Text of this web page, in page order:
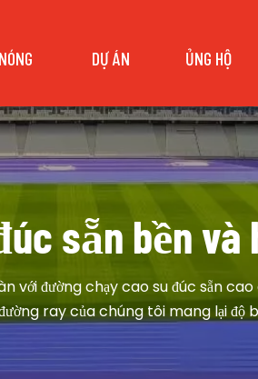
NÓNG DỰ ÁN ỦNG HỘ
sẵn bền và
với đường chạy cao su đúc sẵn
ray của chúng tôi mang lại độ